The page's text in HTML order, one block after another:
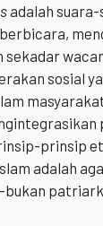
adalah suara-
sekadar
sosial
prinsip
adalah